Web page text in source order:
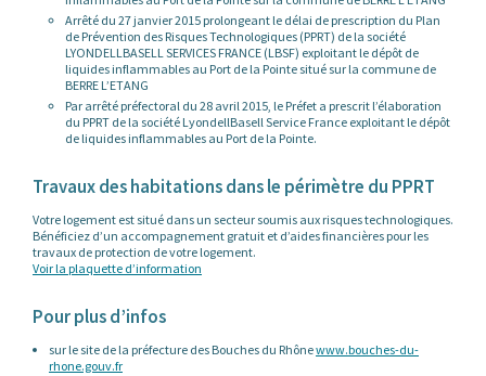
Arrêté du 27 janvier 2015 prolongeant le délai de prescription du Plan
de Prévention des Risques Technologiques (PPRT) de la société
LYONDELLBASELL SERVICES FRANCE (LBSF) exploitant le dépôt de
liquides inflammables au Port de la Pointe situé sur la commune de
BERRE L’ETANG
Par arrêté préfectoral du 28 avril 2015, le Préfet a prescrit l’élaboration
du PPRT de la société LyondellBasell Service France exploitant le dépôt
de liquides inflammables au Port de la Pointe.
Travaux des habitations dans le périmètre du PPRT
Votre logement est situé dans un secteur soumis aux risques technologiques.
Bénéficiez d’un accompagnement gratuit et d’aides financières pour les
travaux de protection de votre logement.
Voir la plaquette d’information
Pour plus d’infos
sur le site de la préfecture des Bouches du Rhônewww.bouches-du-
rhone.gouv.fr